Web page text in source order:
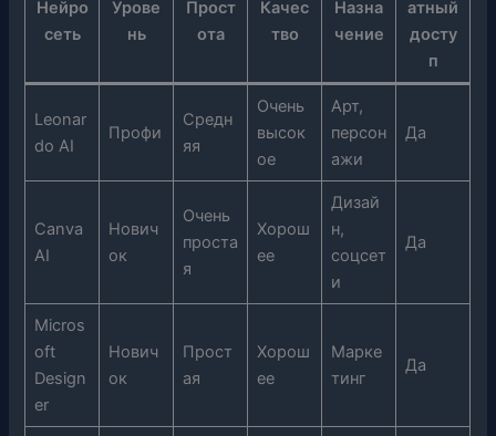
Нейро
сеть
Урове
нь
Прост
ота
Качес
тво
Назна
чение
атный
досту
п
Leonar
do AI
Профи
Средн
яя
Очень
высок
ое
Арт,
персон
ажи
Да
Canva
AI
Нович
ок
Очень
проста
я
Хорош
ее
Дизай
н,
соцсет
и
Да
Micros
oft
Design
er
Нович
ок
Прост
ая
Хорош
ее
Марке
тинг
Да